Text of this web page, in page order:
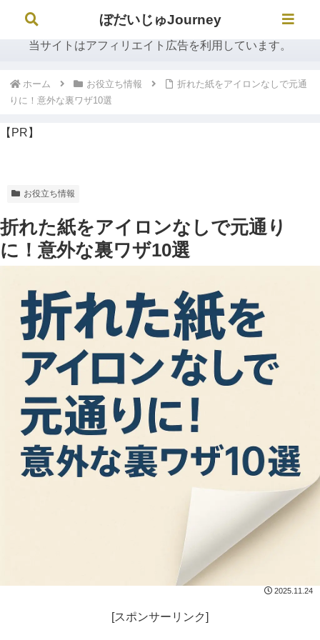
ぼだいじゅJourney
当サイトはアフィリエイト広告を利用しています。
ホーム お役立ち情報
折れた紙をアイロンなしで元通
りに！意外な裏ワザ10選
【PR】
お役立ち情報
折れた紙をアイロンなしで元通り
に！意外な裏ワザ10選
2025.11.24
[スポンサーリンク]
ぼだいじゅJourney